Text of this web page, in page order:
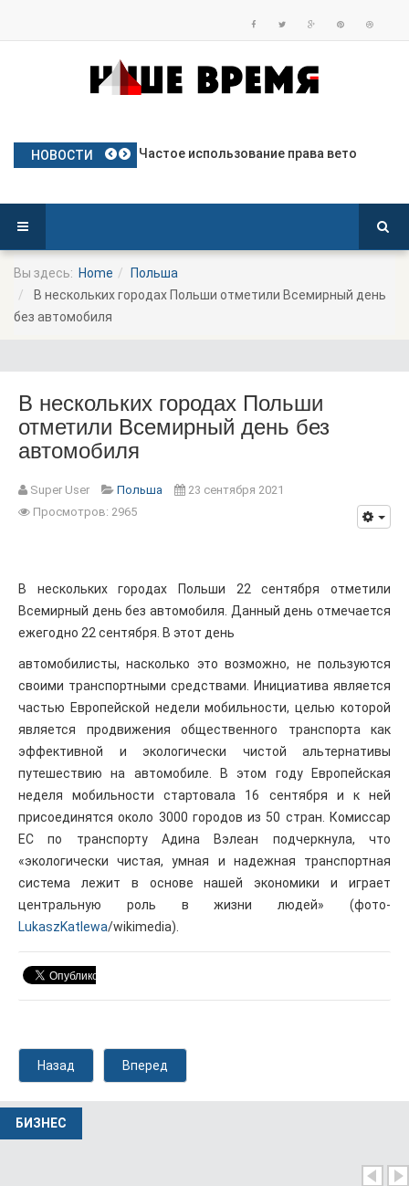
НОВОСТИ План Польши по предоставлению бе
Частое использование права вето
Польские яблоки готовятся к дебю
Посол Украины в Польше готовится
Польша опережает Германию по тем
Вы здесь: Home
Польша
В нескольких городах Польши отметили Всемирный день
без автомобиля
В нескольких городах Польши
отметили Всемирный день без
автомобиля
Super User Польша
23 сентября 2021
Просмотров: 2965
В нескольких городах Польши 22 сентября отметили
Всемирный день без автомобиля. Данный день отмечается
ежегодно 22 сентября. В этот день
автомобилисты, насколько это возможно, не пользуются
своими транспортными средствами. Инициатива является
частью Европейской недели мобильности, целью которой
является продвижения общественного транспорта как
эффективной и экологически чистой альтернативы
путешествию на автомобиле. В этом году Европейская
неделя мобильности стартовала 16 сентября и к ней
присоединятся около 3000 городов из 50 стран. Комиссар
ЕС по транспорту Адина Вэлеан подчеркнула, что
«экологически чистая, умная и надежная транспортная
система лежит в основе нашей экономики и играет
центральную роль в жизни людей» (фото-
LukaszKatlewa/wikimedia).
Назад Вперед
БИЗНЕС